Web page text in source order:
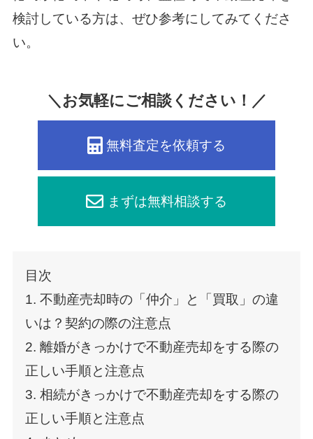
検討している方は、ぜひ参考にしてみてくださ
い。
＼お気軽にご相談ください！／
無料査定を依頼する
まずは無料相談する
目次
1. 不動産売却時の「仲介」と「買取」の違
いは？契約の際の注意点
2. 離婚がきっかけで不動産売却をする際の
正しい手順と注意点
3. 相続がきっかけで不動産売却をする際の
正しい手順と注意点